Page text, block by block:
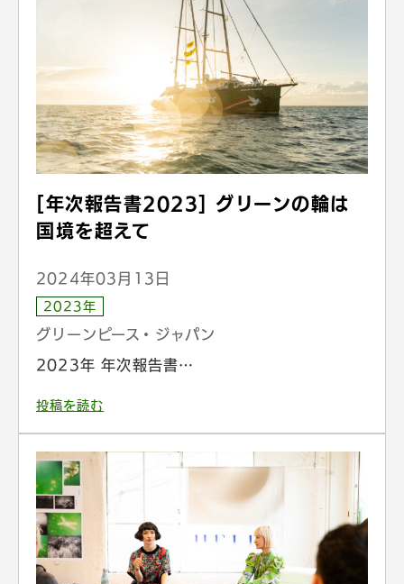
[年次報告書2023] グリーンの輪は
国境を超えて
2024年03月13日
2023年
グリーンピース・ジャパン
2023年 年次報告書…
投稿を読む